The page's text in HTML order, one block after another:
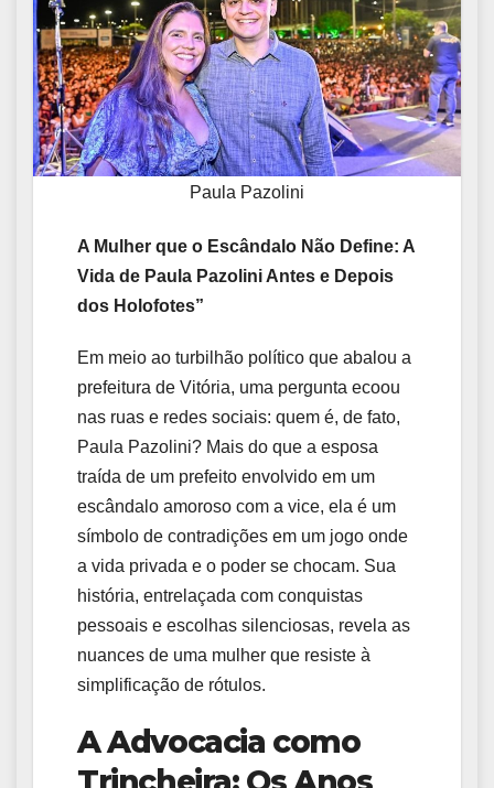
Paula Pazolini
A Mulher que o Escândalo Não Define: A
Vida de Paula Pazolini Antes e Depois
dos Holofotes”
Em meio ao turbilhão político que abalou a
prefeitura de Vitória, uma pergunta ecoou
nas ruas e redes sociais: quem é, de fato,
Paula Pazolini? Mais do que a esposa
traída de um prefeito envolvido em um
escândalo amoroso com a vice, ela é um
símbolo de contradições em um jogo onde
a vida privada e o poder se chocam. Sua
história, entrelaçada com conquistas
pessoais e escolhas silenciosas, revela as
nuances de uma mulher que resiste à
simplificação de rótulos.
A Advocacia como